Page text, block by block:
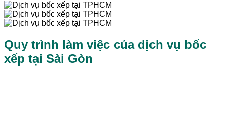
Quy trình làm việc của dịch vụ bốc
xếp tại Sài Gòn